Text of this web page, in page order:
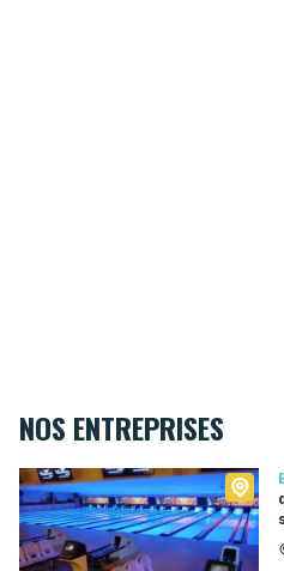
NOS ENTREPRISES
Bowlmaster